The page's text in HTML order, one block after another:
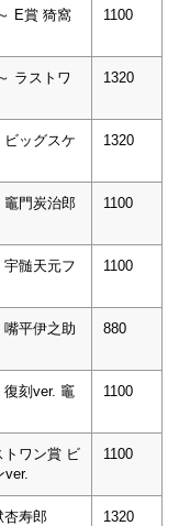
E賞 猗窩
1100
ラストワ
1320
ッグスケ
1320
門炭治郎
1100
髄天元フ
1100
平伊之助
880
刻ver. 竈
1100
トワン賞 ビ
ver.
1100
杏寿郎
1320